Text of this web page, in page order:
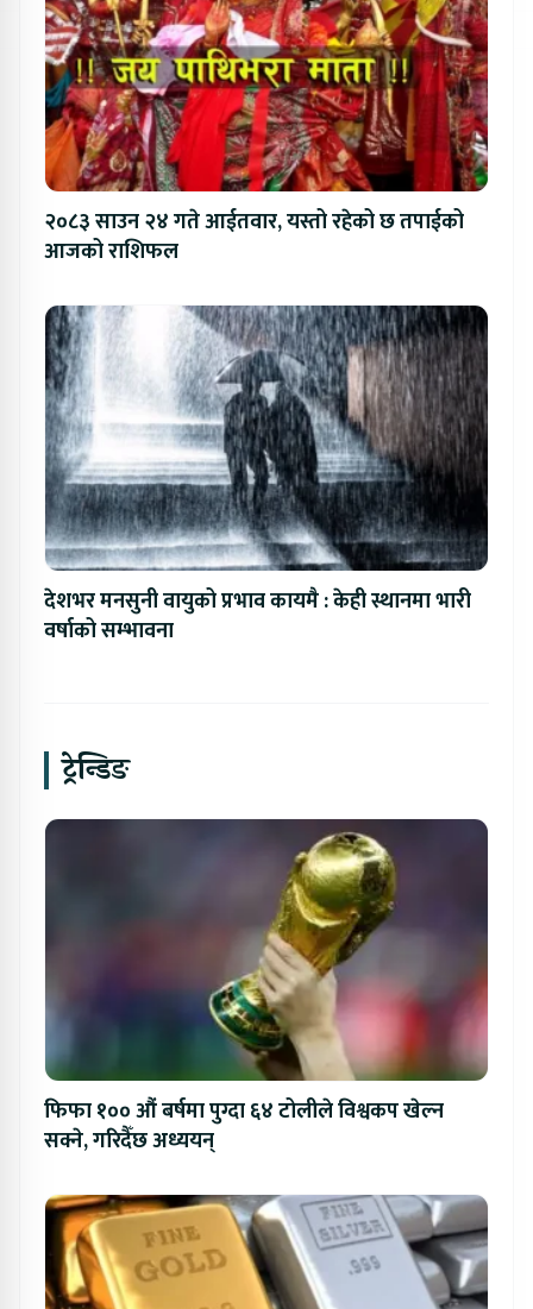
२०८३ साउन २४ गते आईतवार, यस्तो रहेको छ तपाईको
आजको राशिफल
देशभर मनसुनी वायुको प्रभाव कायमै : केही स्थानमा भारी
वर्षाको सम्भावना
ट्रेन्डिङ
फिफा १०० औं बर्षमा पुग्दा ६४ टोलीले विश्वकप खेल्न
सक्ने, गरिदैँछ अध्ययन्